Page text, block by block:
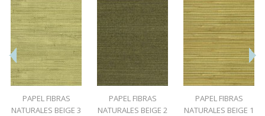
PAPEL FIBRAS
NATURALES BEIGE 3
PAPEL FIBRAS
NATURALES BEIGE 2
PAPEL FIBRAS
NATURALES BEIGE 1